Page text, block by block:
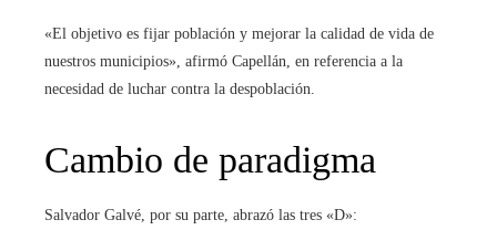
«El objetivo es fijar población y mejorar la calidad de vida de
nuestros municipios», afirmó Capellán, en referencia a la
necesidad de luchar contra la despoblación.
Cambio de paradigma
Salvador Galvé, por su parte, abrazó las tres «D»: